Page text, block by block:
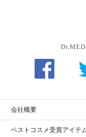
会社概要
ベストコスメ受賞アイテ